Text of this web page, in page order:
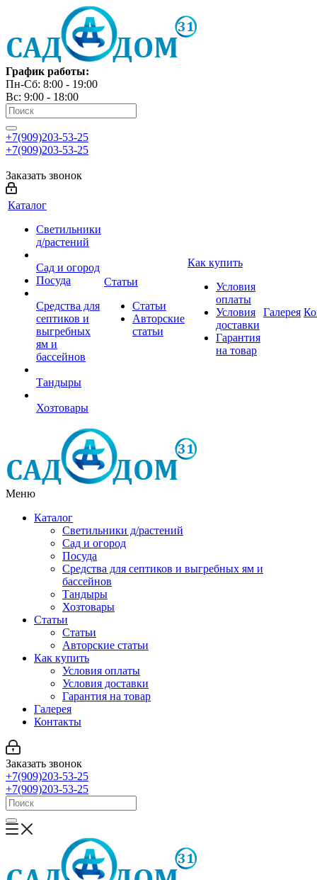
График работы:
Пн-Сб: 8:00 - 19:00
Вс: 9:00 - 18:00
+7(909)203-53-25
+7(909)203-53-25
Заказать звонок
Каталог
Светильники
д/растений
Сад и огород
Посуда
Средства для
септиков и
выгребных
ям и
бассейнов
Тандыры
Хозтовары
Статьи
Статьи
Авторские
статьи
Как купить
Условия
оплаты
Условия
доставки
Гарантия
на товар
Галерея
Меню
Каталог
Светильники д/растений
Сад и огород
Посуда
Средства для септиков и выгребных ям и
бассейнов
Тандыры
Хозтовары
Статьи
Статьи
Авторские статьи
Как купить
Условия оплаты
Условия доставки
Гарантия на товар
Галерея
Контакты
Заказать звонок
+7(909)203-53-25
+7(909)203-53-25